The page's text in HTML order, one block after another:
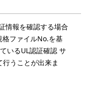
情報を確認する場合
格ファイルNo.を基
いるUL認証確認 サ
うことが出来ま